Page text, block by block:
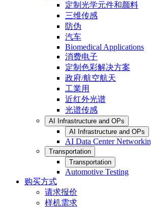
定制光学元件和颜料
三维传感
防伪
汽车
Biomedical Applications
消费电子
定制色彩解决方案
政府/航空航天
工業用
近红外光谱
光谱传感
AI Infrastructure and OPs
AI Infrastructure and OPs
AI Data Center
Transportation
Transportation
Automotive Testing
购买方式
请求报价
样机需求